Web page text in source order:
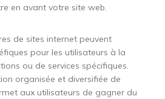
en avant votre site web.
de sites internet peuvent
pour les utilisateurs à la
ou de services spécifiques.
organisée et diversifiée de
aux utilisateurs de gagner du